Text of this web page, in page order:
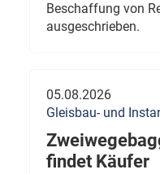
Beschaffung von
ausgeschrieben.
05.08.2026
Gleisbau- und
findet Käufer